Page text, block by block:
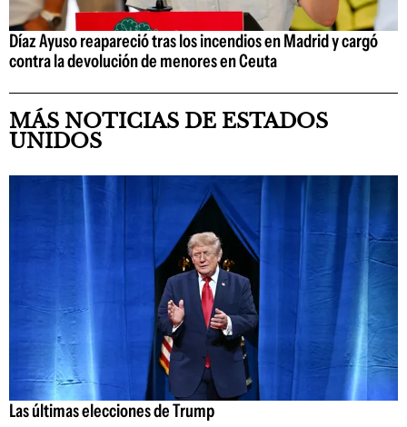
Díaz Ayuso reapareció tras los incendios en Madrid y cargó
contra la devolución de menores en Ceuta
MÁS NOTICIAS DE ESTADOS
UNIDOS
Las últimas elecciones de Trump